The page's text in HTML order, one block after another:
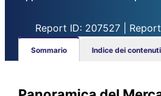
Report ID: 207527 |
Sommario Indice dei contenuti